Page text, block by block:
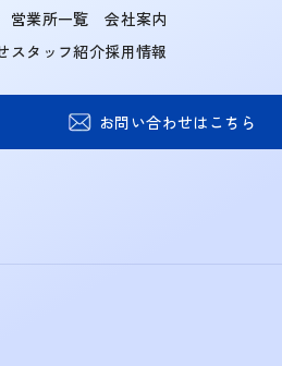
営業所一覧
スタッフ紹介
会社案内
採用情報
お問い合わせはこちら